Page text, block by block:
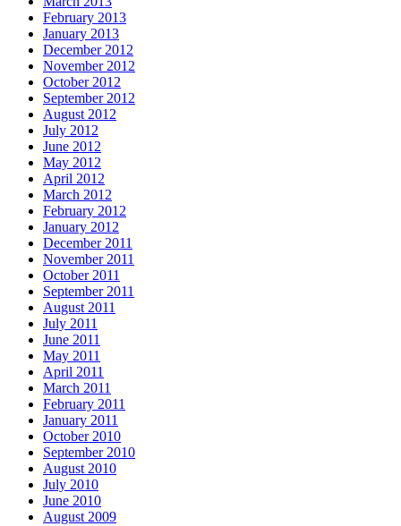
February 2013
January 2013
December 2012
November 2012
October 2012
September 2012
August 2012
July 2012
June 2012
May 2012
April 2012
March 2012
February 2012
January 2012
December 2011
November 2011
October 2011
September 2011
August 2011
July 2011
June 2011
May 2011
April 2011
March 2011
February 2011
January 2011
October 2010
September 2010
August 2010
July 2010
June 2010
August 2009